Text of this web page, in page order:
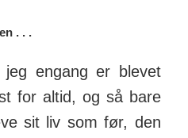
. . .
engang er blevet
for altid, og så bare
sit liv som før, den